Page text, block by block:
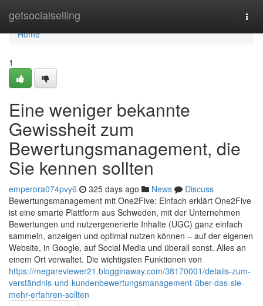
getsocialselling
Home
Home
1
Eine weniger bekannte
Gewissheit zum
Bewertungsmanagement, die
Sie kennen sollten
emperora074pvy6 325 days ago News
Discuss
Bewertungsmanagement mit One2Five: Einfach erklärt One2Five
ist eine smarte Plattform aus Schweden, mit der Unternehmen
Bewertungen und nutzergenerierte Inhalte (UGC) ganz einfach
sammeln, anzeigen und optimal nutzen können – auf der eigenen
Website, in Google, auf Social Media und überall sonst. Alles an
einem Ort verwaltet. Die wichtigsten Funktionen von
https://megareviewer21.blogginaway.com/38170001/details-zum-
verständnis-und-kundenbewertungsmanagement-über-das-sie-
mehr-erfahren-sollten